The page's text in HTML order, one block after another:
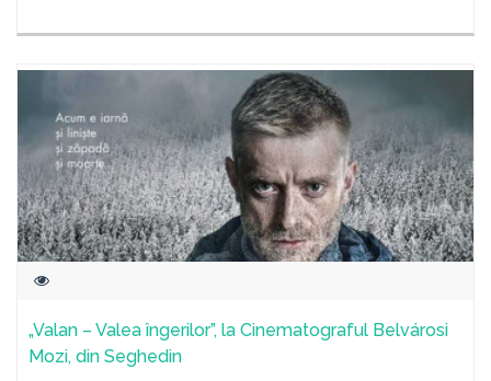
„Valan – Valea îngerilor”, la Cinematograful Belvárosi
Mozi, din Seghedin